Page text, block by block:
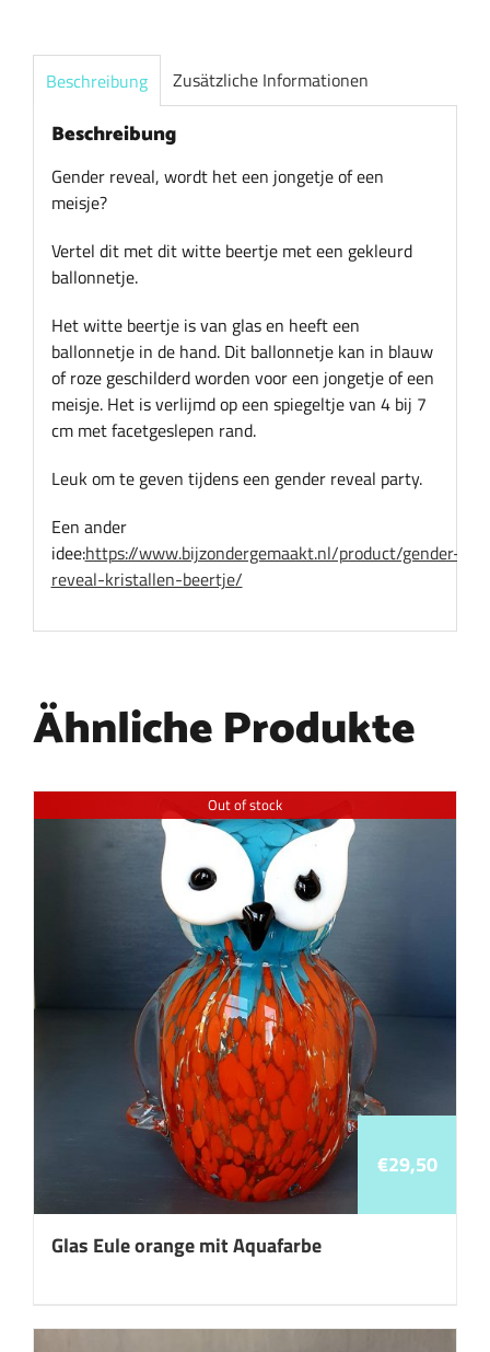
Beschreibung Zusätzliche Informationen
Beschreibung
Gender reveal, wordt het een jongetje of een
meisje?
Vertel dit met dit witte beertje met een gekleurd
ballonnetje.
Het witte beertje is van glas en heeft een
ballonnetje in de hand. Dit ballonnetje kan in blauw
of roze geschilderd worden voor een jongetje of een
meisje. Het is verlijmd op een spiegeltje van 4 bij 7
cm met facetgeslepen rand.
Leuk om te geven tijdens een gender reveal party.
Een ander
idee:https://www.bijzondergemaakt.nl/product/gender-
reveal-kristallen-beertje/
Ähnliche Produkte
Out of stock
Glas Eule orange mit Aquafarbe
€29,50